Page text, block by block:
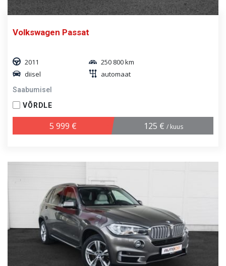
Volkswagen Passat
2011
250 800 km
diisel
automaat
Saabumisel
VÕRDLE
5 999 € 125 € / kuus